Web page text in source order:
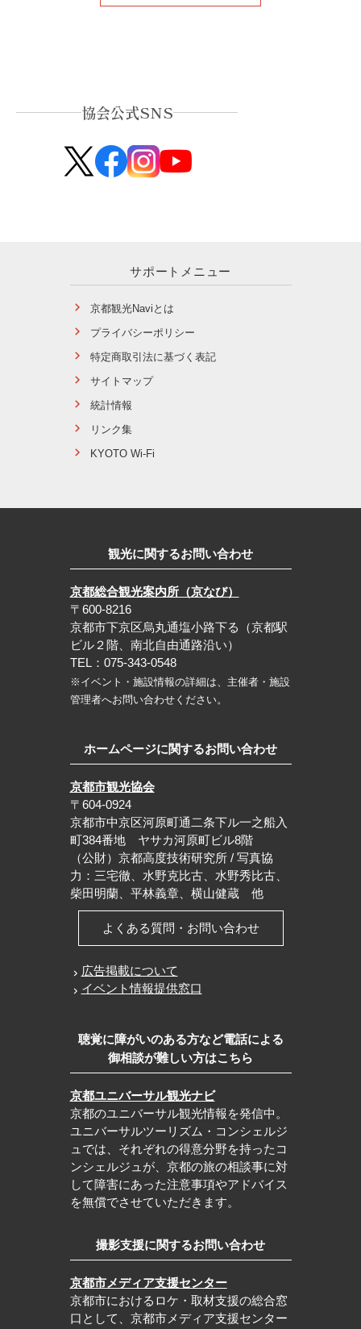
協会公式SNS
サポートメニュー
京都観光Naviとは
プライバシーポリシー
特定商取引法に基づく表記
サイトマップ
統計情報
リンク集
KYOTO Wi-Fi
観光に関するお問い合わせ
京都総合観光案内所（京なび）
〒600-8216
京都市下京区烏丸通塩小路下る（京都駅
ビル２階、南北自由通路沿い）
TEL：075-343-0548
※イベント・施設情報の詳細は、主催者・施設
管理者へお問い合わせください。
ホームページに関するお問い合わせ
京都市観光協会
〒604-0924
京都市中京区河原町通二条下ル一之船入
町384番地 ヤサカ河原町ビル8階
（公財）京都高度技術研究所 / 写真協
力：三宅徹、水野克比古、水野秀比古、
柴田明蘭、平林義章、横山健蔵 他
よくある質問・お問い合わせ
広告掲載について
イベント情報提供窓口
聴覚に障がいのある方など電話による
御相談が難しい方はこちら
京都ユニバーサル観光ナビ
京都のユニバーサル観光情報を発信中。
ユニバーサルツーリズム・コンシェルジ
ュでは、それぞれの得意分野を持ったコ
ンシェルジュが、京都の旅の相談事に対
して障害にあった注意事項やアドバイス
を無償でさせていただきます。
撮影支援に関するお問い合わせ
京都市メディア支援センター
京都市におけるロケ・取材支援の総合窓
口として、京都市メディア支援センター